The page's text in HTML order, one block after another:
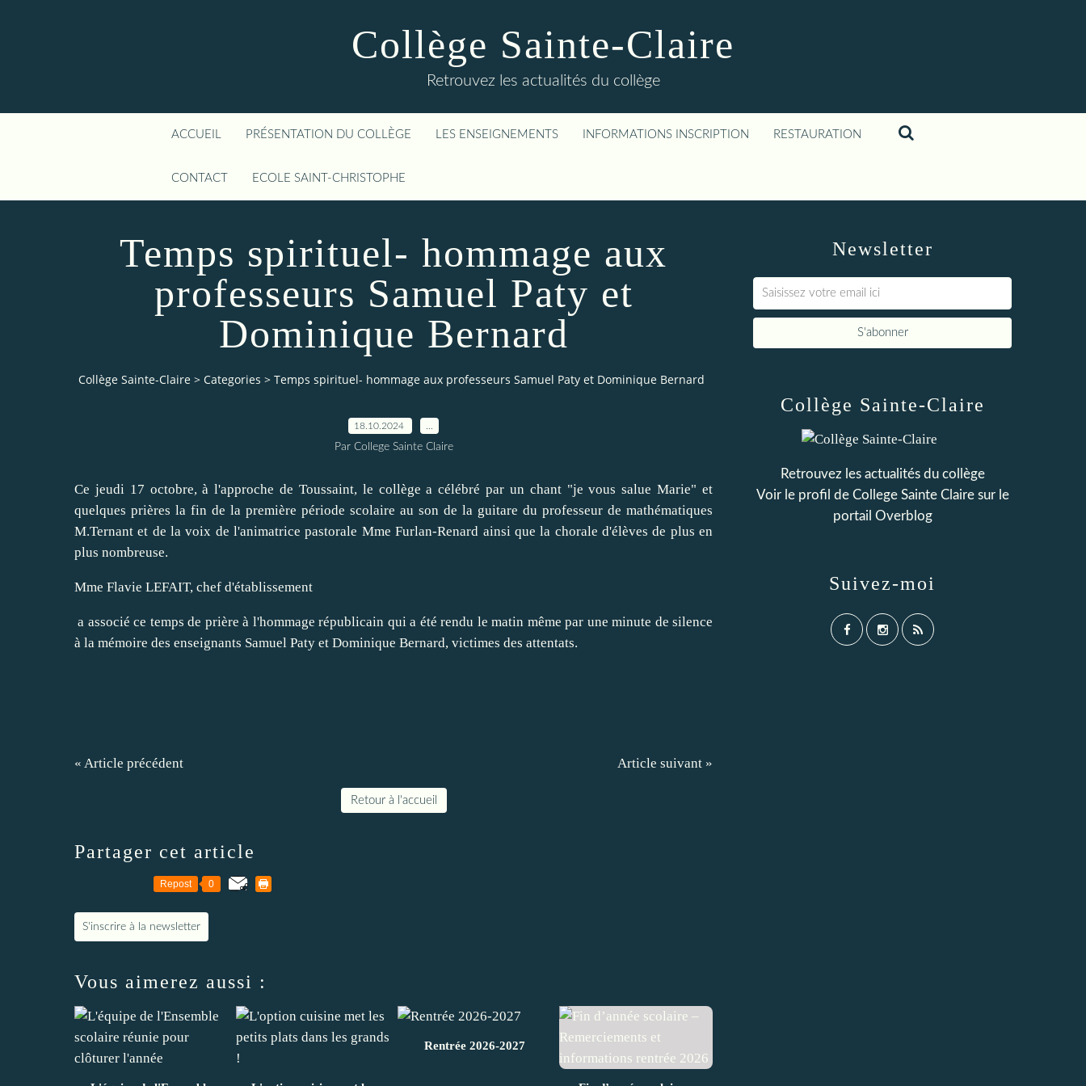
Collège Sainte-Claire
Retrouvez les actualités du collège
ACCUEIL PRÉSENTATION DU COLLÈGE LES ENSEIGNEMENTS INFORMATIONS INSCRIPTION RESTAURATION
CONTACT ECOLE SAINT-CHRISTOPHE
Temps spirituel- hommage aux
professeurs Samuel Paty et
Dominique Bernard
Collège Sainte-Claire > Categories > Temps spirituel- hommage aux professeurs Samuel Paty et Dominique Bernard
18.10.2024
Par College Sainte Claire
Ce jeudi 17 octobre, à l'approche de Toussaint, le collège a célébré par un chant "je vous salue Marie" et
quelques prières la fin de la première période scolaire au son de la guitare du professeur de mathématiques
M.Ternant et de la voix de l'animatrice pastorale Mme Furlan-Renard ainsi que la chorale d'élèves de plus en
plus nombreuse.
Mme Flavie LEFAIT, chef d'établissement
a associé ce temps de prière à l'hommage républicain qui a été rendu le matin même par une minute de silence
à la mémoire des enseignants Samuel Paty et Dominique Bernard, victimes des attentats.
« Article précédent Article suivant »
Retour à l'accueil
Partager cet article
Repost 0
S'inscrire à la newsletter
Vous aimerez aussi :
Rentrée 2026-2027
Newsletter
Collège Sainte-Claire
Retrouvez les actualités du collège
Voir le profil de College Sainte Clairesur le
portail Overblog
Suivez-moi